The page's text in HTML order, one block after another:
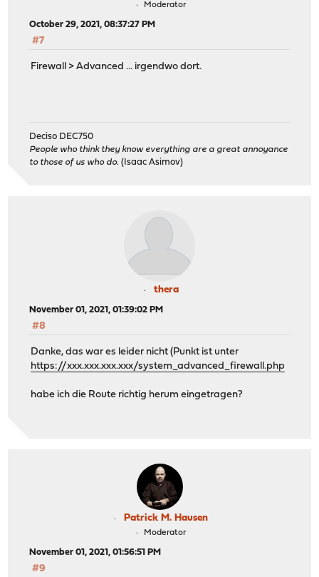
Moderator
October 29, 2021, 08:37:27 PM
#7
Firewall > Advanced ... irgendwo dort.
Deciso DEC750
People who think they know everything are a great annoyance
to those of us who do. (Isaac Asimov)
thera
November 01, 2021, 01:39:02 PM
#8
Danke, das war es leider nicht (Punkt ist unter
https://xxx.xxx.xxx.xxx/system_advanced_firewall.php
habe ich die Route richtig herum eingetragen?
Patrick M. Hausen
Moderator
November 01, 2021, 01:56:51 PM
#9